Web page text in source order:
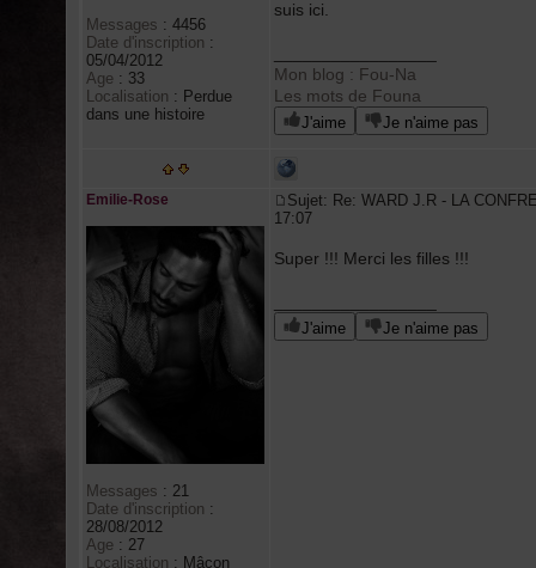
Messages : 4456
Date d'inscription :
05/04/2012
Age : 33
Localisation : Perdue
dans une histoire
suis ici.
Mon blog : Fou-Na
Les mots de Founa
J'aime Je n'aime pas
Emilie-Rose
Messages : 21
Date d'inscription :
28/08/2012
Age : 27
Localisation : Mâcon
Sujet: Re: WARD J.R - LA
17:07
Super !!! Merci les filles !!!
J'aime Je n'aime pas